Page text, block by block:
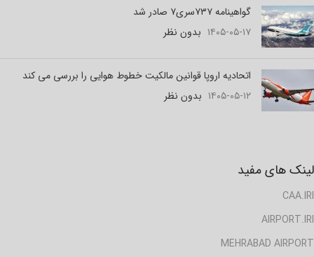
گواهینامه ۷۳۷سری۷ صادر شد
۱۴۰۵-۰۵-۱۷ بدون نظر
اتحادیه اروپا قوانین مالکیت خطوط هوایی را بررسی می کند
۱۴۰۵-۰۵-۱۲ بدون نظر
لینک های مفید
CAA.IRI
AIRPORT.IRI
MEHRABAD AIRPORT